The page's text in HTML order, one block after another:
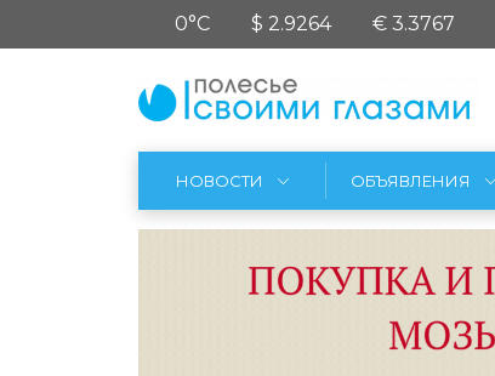
0°C $ 2.9264 € 3.3767
НОВОСТИ ОБЪЯВЛЕНИЯ